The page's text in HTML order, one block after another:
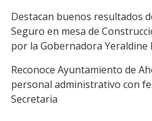
Destacan buenos resultados
Seguro en mesa de
por la Gobernadora Yeraldine
Reconoce Ayuntamiento de
personal administrativo con
Secretaria